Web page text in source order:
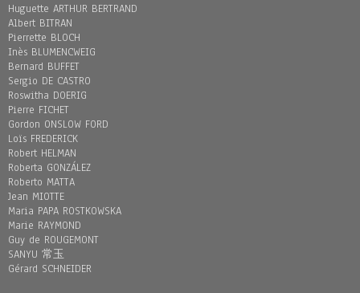
Huguette ARTHUR BERTRAND
Albert BITRAN
Pierrette BLOCH
Inès BLUMENCWEIG
Bernard BUFFET
Sergio DE CASTRO
Roswitha DOERIG
Pierre FICHET
Gordon ONSLOW FORD
Loïs FREDERICK
Robert HELMAN
Roberta GONZÁLEZ
Roberto MATTA
Jean MIOTTE
Maria PAPA ROSTKOWSKA
Marie RAYMOND
Guy de ROUGEMONT
SANYU 常玉
Gérard SCHNEIDER